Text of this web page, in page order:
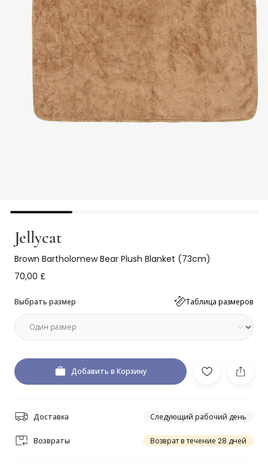
Jellycat
Brown Bartholomew Bear Plush Blanket (73cm)
70,00 £
Выбрать размер Таблица размеров
Добавить в Корзину
Доставка Следующий рабочий день
Возвраты Возврат в течение 28 дней